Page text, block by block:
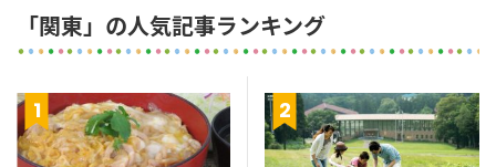
「関東」の人気記事ランキング